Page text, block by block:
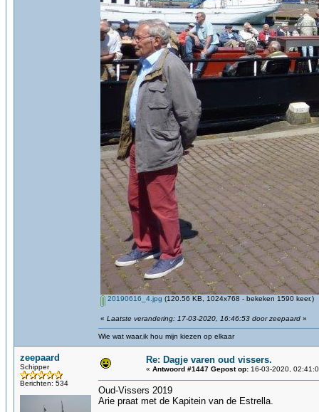
20190616_4.jpg (120.56 KB, 1024x768 - bekeken 1590 keer.)
« Laatste verandering: 17-03-2020, 16:46:53 door zeepaard »
Wie wat waar,ik hou mijn kiezen op elkaar
zeepaard
Schipper
Berichten: 534
Re: Dagje varen oud vissers.
« Antwoord #1447 Gepost op: 16-03-2020,
Oud-Vissers 2019
Arie praat met de Kapitein van de Estrella.